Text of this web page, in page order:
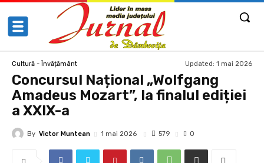
Cultură - Învățământ Updated: 1 mai 2026
Concursul Național „Wolfgang
Amadeus Mozart”, la finalul ediției
a XXIX-a
By Victor Muntean 1 mai 2026 579 0